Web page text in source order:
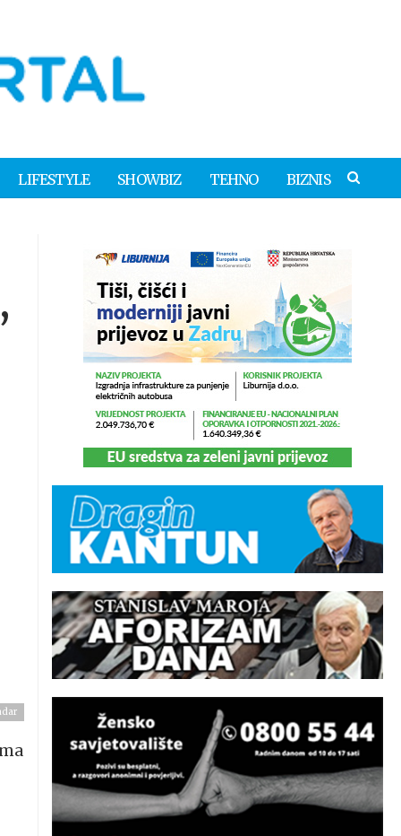
LIFESTYLE SHOWBIZ TEHNO BIZNIS